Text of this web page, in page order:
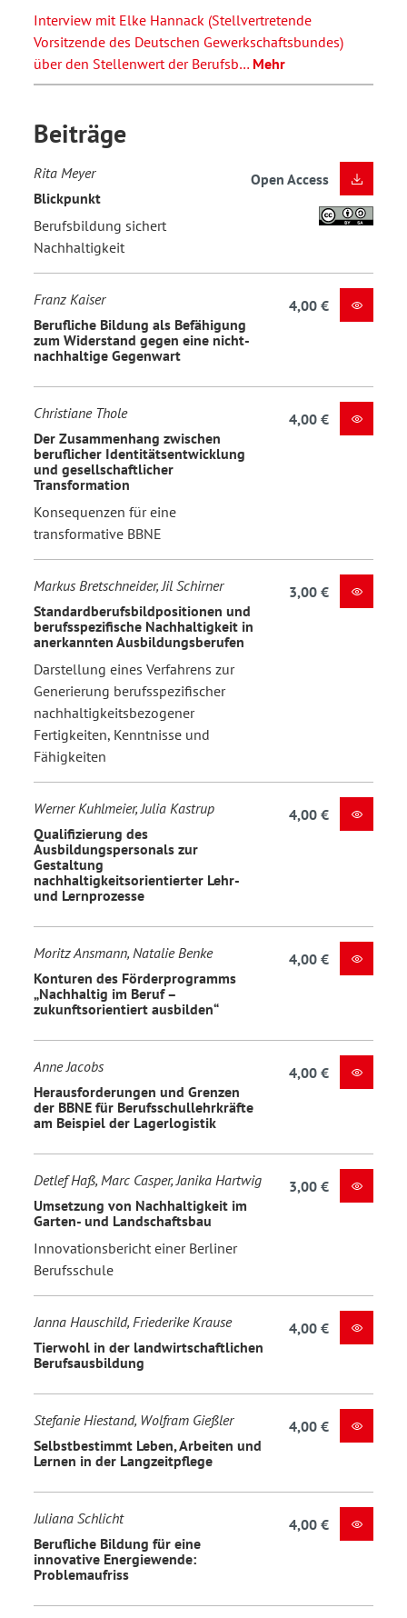
Interview mit Elke Hannack (Stellvertretende
Vorsitzende des Deutschen Gewerkschaftsbundes)
über den Stellenwert der Berufsb… Mehr
Beiträge
Rita Meyer
Blickpunkt
Berufsbildung sichert
Nachhaltigkeit
Open Access
Franz Kaiser
Berufliche Bildung als Befähigung
zum Widerstand gegen eine nicht-
nachhaltige Gegenwart
4,00 €
Christiane Thole
Der Zusammenhang zwischen
beruflicher Identitätsentwicklung
und gesellschaftlicher
Transformation
Konsequenzen für eine
transformative BBNE
4,00 €
Markus Bretschneider, Jil Schirner
Standardberufsbildpositionen und
berufsspezifische Nachhaltigkeit in
anerkannten Ausbildungsberufen
Darstellung eines Verfahrens zur
Generierung berufsspezifischer
nachhaltigkeitsbezogener
Fertigkeiten, Kenntnisse und
Fähigkeiten
3,00 €
Werner Kuhlmeier, Julia Kastrup
Qualifizierung des
Ausbildungspersonals zur
Gestaltung
nachhaltigkeitsorientierter Lehr-
und Lernprozesse
4,00 €
Moritz Ansmann, Natalie Benke
Konturen des Förderprogramms
„Nachhaltig im Beruf –
zukunftsorientiert ausbilden“
4,00 €
Anne Jacobs
Herausforderungen und Grenzen
der BBNE für Berufsschullehrkräfte
am Beispiel der Lagerlogistik
4,00 €
Detlef Haß, Marc Casper, Janika Hartwig
Umsetzung von Nachhaltigkeit im
Garten- und Landschaftsbau
Innovationsbericht einer Berliner
Berufsschule
3,00 €
Janna Hauschild, Friederike Krause
Tierwohl in der landwirtschaftlichen
Berufsausbildung
4,00 €
Stefanie Hiestand, Wolfram Gießler
Selbstbestimmt Leben, Arbeiten und
Lernen in der Langzeitpflege
4,00 €
Juliana Schlicht
Berufliche Bildung für eine
innovative Energiewende:
Problemaufriss
4,00 €